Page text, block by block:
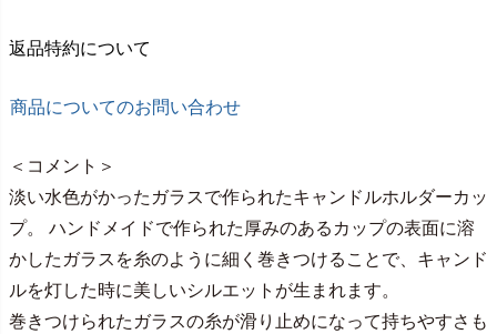
返品特約について
商品についてのお問い合わせ
＜コメント＞
淡い水色がかったガラスで作られたキャンドルホルダーカッ
プ。 ハンドメイドで作られた厚みのあるカップの表面に溶
かしたガラスを糸のように細く巻きつけることで、キャンド
ルを灯した時に美しいシルエットが生まれます。
巻きつけられたガラスの糸が滑り止めになって持ちやすさも